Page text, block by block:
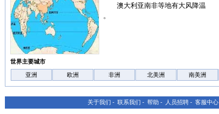
澳大利亚南非等地有大风降温
。
世界主要城市
亚洲
欧洲 非洲 北美洲 南美洲
关于我们 - 联系我们 - 帮助 - 人员招聘 - 客服中心